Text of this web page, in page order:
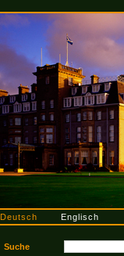
Deutsch Englisch